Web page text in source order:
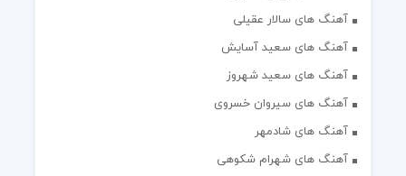
آهنگ های سالار عقیلی
آهنگ های سعید آسایش
آهنگ های سعید شهروز
آهنگ های سیروان خسروی
آهنگ های شادمهر
آهنگ های شهرام شکوهی